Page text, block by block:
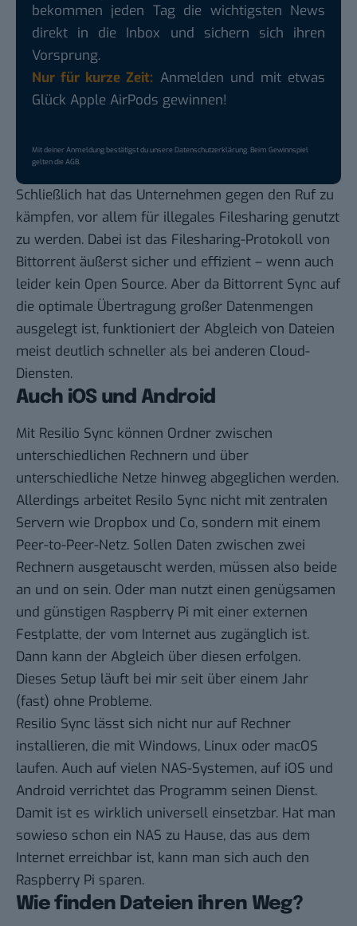
bekommen jeden Tag die wichtigsten News
direkt in die Inbox und sichern sich ihren
Vorsprung.
Nur für kurze Zeit: Anmelden und mit etwas
Glück Apple AirPods gewinnen!
Mit deiner Anmeldung bestätigst du unsereDatenschutzerklärung. Beim Gewinnspiel
gelten dieAGB.
Schließlich hat das Unternehmen gegen den Ruf zu
kämpfen, vor allem für illegales Filesharing genutzt
zu werden. Dabei ist das Filesharing-Protokoll von
Bittorrent äußerst sicher und effizient – wenn auch
leider kein Open Source. Aber da Bittorrent Sync auf
die optimale Übertragung großer Datenmengen
ausgelegt ist, funktioniert der Abgleich von Dateien
meist deutlich schneller als bei anderen Cloud-
Diensten.
Auch iOS und Android
Mit Resilio Sync können Ordner zwischen
unterschiedlichen Rechnern und über
unterschiedliche Netze hinweg abgeglichen werden.
Allerdings arbeitet Resilo Sync nicht mit zentralen
Servern wie Dropbox und Co, sondern mit einem
Peer-to-Peer-Netz. Sollen Daten zwischen zwei
Rechnern ausgetauscht werden, müssen also beide
an und on sein. Oder man nutzt einen genügsamen
und günstigen Raspberry Pi mit einer externen
Festplatte, der vom Internet aus zugänglich ist.
Dann kann der Abgleich über diesen erfolgen.
Dieses Setup läuft bei mir seit über einem Jahr
(fast) ohne Probleme.
Resilio Sync lässt sich nicht nur auf Rechner
installieren, die mit Windows, Linux oder macOS
laufen. Auch auf vielen NAS-Systemen, auf iOS und
Android verrichtet das Programm seinen Dienst.
Damit ist es wirklich universell einsetzbar. Hat man
sowieso schon ein NAS zu Hause, das aus dem
Internet erreichbar ist, kann man sich auch den
Raspberry Pi sparen.
Wie finden Dateien ihren Weg?